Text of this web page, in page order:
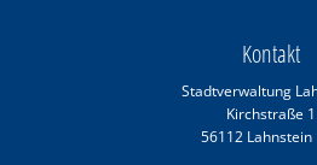
Kontakt
Stadtverwaltung
Kirchstraße 1
56112 Lahnstein